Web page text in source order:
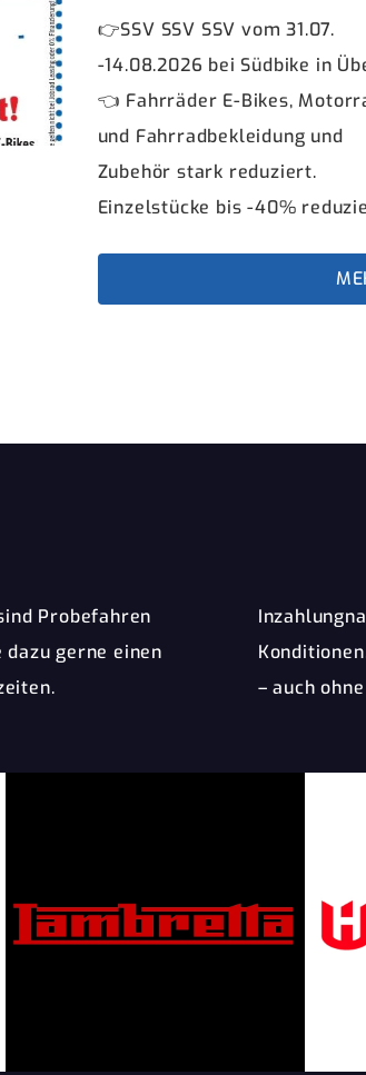
👉SSV SSV SSV vom 31.07.
-14.08.2026 bei Südbike in
👈 Fahrräder E-Bikes,
und Fahrradbekleidung und
Zubehör stark reduziert.
Einzelstücke bis -40%
Probefahren
gerne einen
– auch